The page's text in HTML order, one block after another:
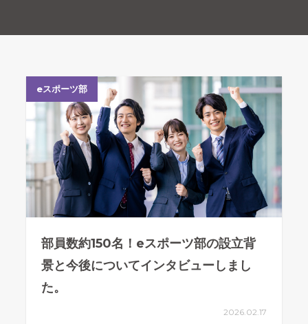
eスポーツ部
部員数約150名！eスポーツ部の設立背
景と今後についてインタビューしまし
た。
2026.02.17